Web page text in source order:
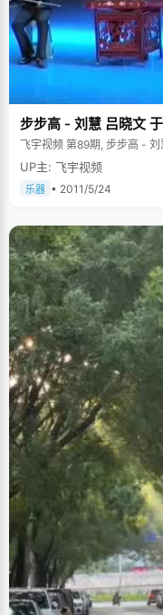
步步高 - 刘慧 吕晓文
飞宇视频 第89期, 步步高 -
UP主: 飞宇视频
乐器 • 2011/5/24